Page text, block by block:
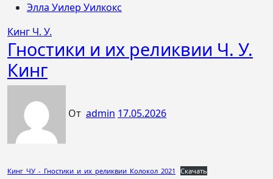
Элла Уилер Уилкокс
Кинг Ч. У.
Гностики и их реликвии Ч. У.
Кинг
От admin 17.05.2026
Кинг_ЧУ_-_Гностики_и_их_реликвии_Колокол_2021 Скачать